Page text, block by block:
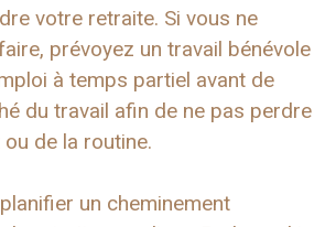
votre retraite. Si vous ne
prévoyez un travail bénévole
à temps partiel avant de
du travail afin de ne pas perdre
de la routine.
un cheminement